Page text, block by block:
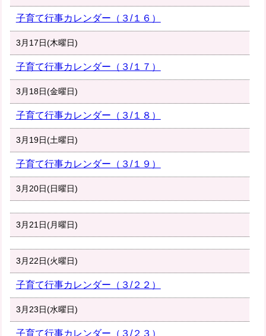
子育て行事カレンダー（３/１６）
3月17日(木曜日)
子育て行事カレンダー（３/１７）
3月18日(金曜日)
子育て行事カレンダー（３/１８）
3月19日(土曜日)
子育て行事カレンダー（３/１９）
3月20日(日曜日)
3月21日(月曜日)
3月22日(火曜日)
子育て行事カレンダー（３/２２）
3月23日(水曜日)
子育て行事カレンダー（３/２３）